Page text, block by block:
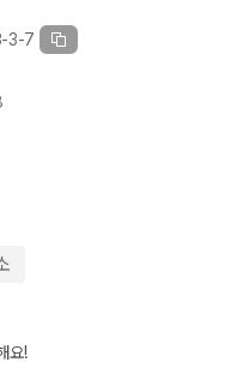
3-7
요!